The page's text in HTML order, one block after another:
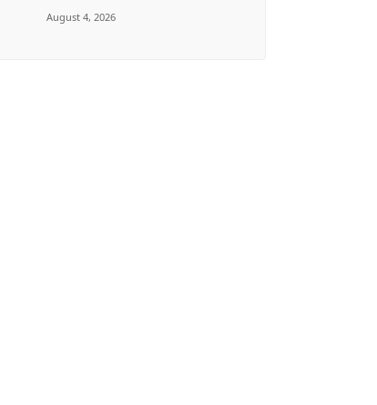
August 4, 2026